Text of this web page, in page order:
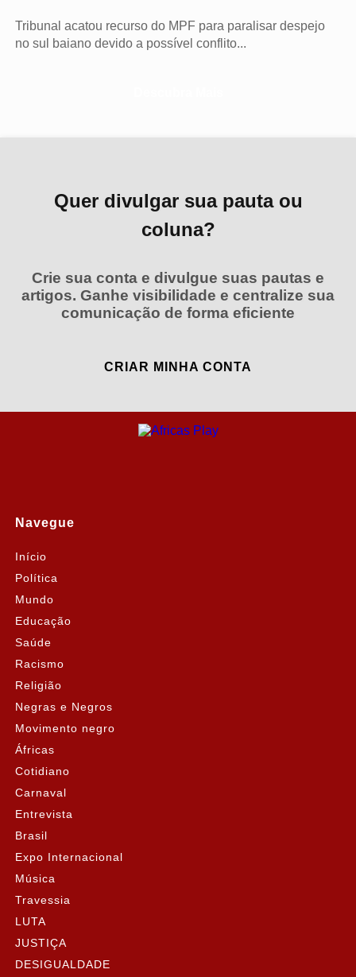
Tribunal acatou recurso do MPF para paralisar despejo
no sul baiano devido a possível conflito...
Quer divulgar sua pauta ou
coluna?
Crie sua conta e divulgue suas pautas e
artigos. Ganhe visibilidade e centralize sua
comunicação de forma eficiente
CRIAR MINHA CONTA
Navegue
Início
Política
Mundo
Educação
Saúde
Racismo
Religião
Negras e Negros
Movimento negro
Áfricas
Cotidiano
Carnaval
Entrevista
Brasil
Expo Internacional
Música
Travessia
LUTA
JUSTIÇA
DESIGUALDADE